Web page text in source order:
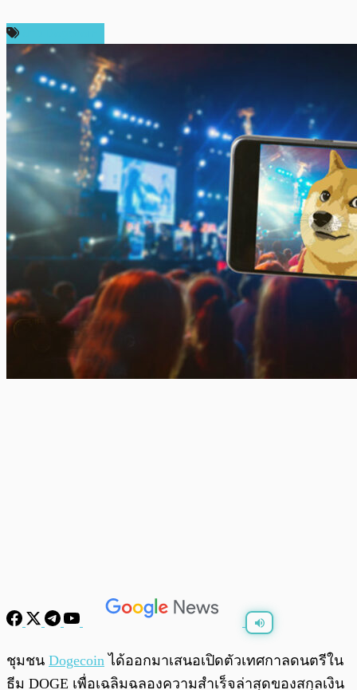
0:00
ชุมชน Dogecoin ได้ออกมาเสนอเปิดตัวเทศกาลดนตรีใน
ธีม DOGE เพื่อเฉลิมฉลองความสำเร็จล่าสุดของสกุลเงิน